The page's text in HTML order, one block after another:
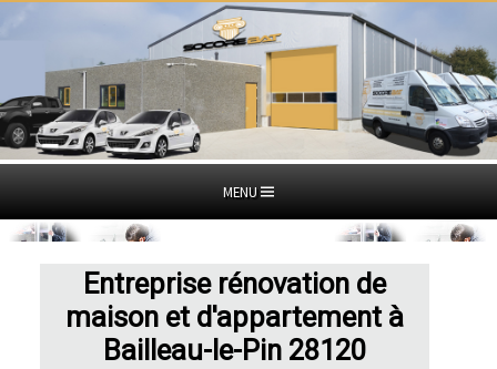
MENU
Entreprise rénovation de
maison et d'appartement à
Bailleau-le-Pin 28120